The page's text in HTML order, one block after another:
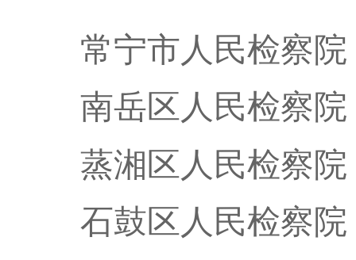
常宁市人民检察院
南岳区人民检察院
蒸湘区人民检察院
石鼓区人民检察院